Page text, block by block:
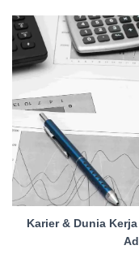
Karier & Dunia